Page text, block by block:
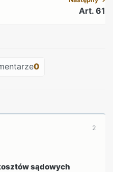
Art. 61
0
2
sądowych